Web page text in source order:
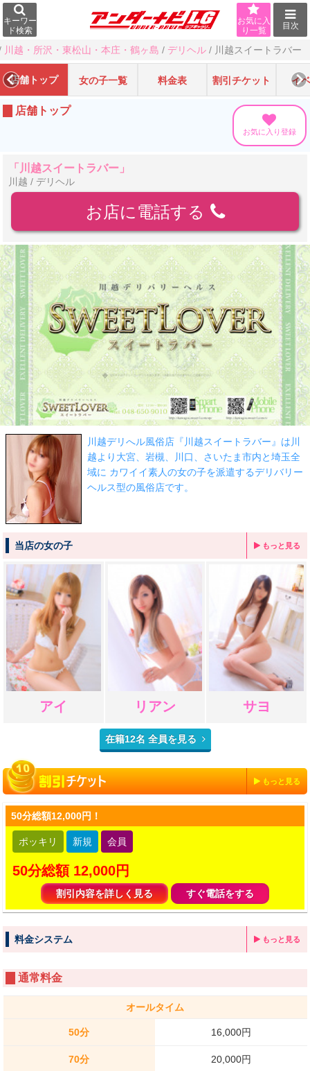
キーワー
ド検索
目次
お気に入
り一覧
川越・所沢・東松山・本庄・鶴ヶ島 / デリヘル / 川越スイートラバー
店舗トップ 女の子一覧 料金表 割引チケット イ
お気に入り登録
店舗トップ
「川越スイートラバー」
川越 / デリヘル
お店に電話する
川越デリへル風俗店『川越スイートラバー』は川
越より大宮、岩槻、川口、さいたま市内と埼玉全
域に カワイイ素人の女の子を派遣するデリバリー
ヘルス型の風俗店です。
当店の女の子 もっと見る
アイ リアン サヨ
在籍12名 全員を見る
もっと見る
50分総額12,000円！
ポッキリ 新規 会員
50分総額 12,000円
割引内容を詳しく見る すぐ電話をする
料金システム もっと見る
通常料金
オールタイム
50分 16,000円
70分 20,000円